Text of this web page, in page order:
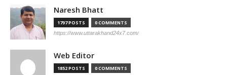
Naresh Bhatt
1797 POSTS 0 COMMENTS
https://www.uttarakhand24x7.com/
Web Editor
1852 POSTS 0 COMMENTS